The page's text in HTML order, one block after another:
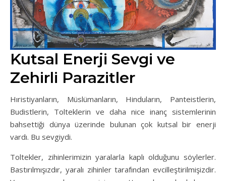
Kutsal Enerji Sevgi ve
Zehirli Parazitler
Hıristiyanların, Müslümanların, Hinduların, Panteistlerin,
Budistlerin, Tolteklerin ve daha nice inanç sistemlerinin
bahsettiği dünya üzerinde bulunan çok kutsal bir enerji
vardı. Bu sevgiydi.
Toltekler, zihinlerimizin yaralarla kaplı olduğunu söylerler.
Bastırılmışızdır, yaralı zihinler tarafından evcilleştirilmişizdir.